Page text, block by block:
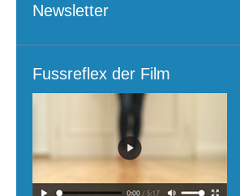
Newsletter
Fussreflex der Film